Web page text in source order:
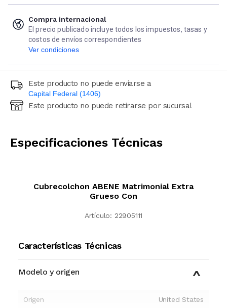
Compra internacional
El precio publicado incluye todos los impuestos, tasas y
costos de envíos correspondientes
Ver condiciones
Este producto no puede enviarse a
Capital Federal (1406)
Ingresá código postal (sólo números)
Este producto no puede retirarse por sucursal
Especificaciones Técnicas
Cubrecolchon ABENE Matrimonial Extra
Grueso Con
Artículo: 22905111
Características Técnicas
Modelo y origen
Origen United States